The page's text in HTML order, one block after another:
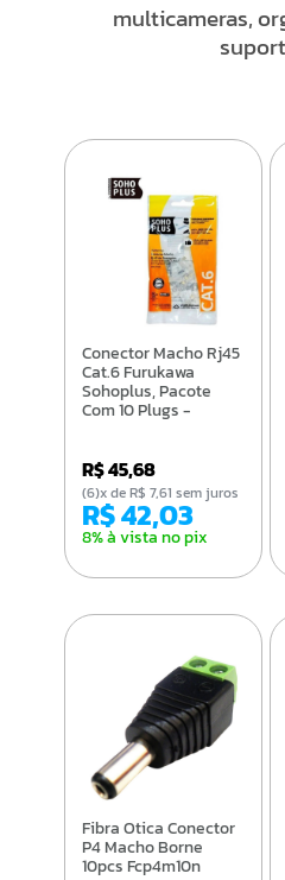
multicameras,
Conector Macho Rj45
Cat.6 Furukawa
Sohoplus, Pacote
Com 10 Plugs -
R$ 45,68
R$ 42,03
8% à vista no pix
(6)x de R$ 7,61 sem juros
Fibra Otica Conector
P4 Macho Borne
10pcs Fcp4m10n